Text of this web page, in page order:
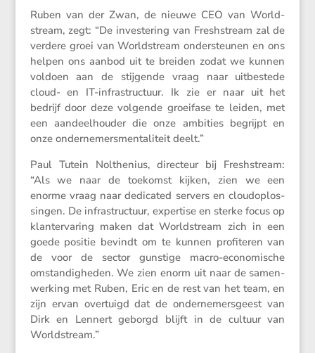
Ruben van der Zwan, de nieuwe CEO van World­
stream, zegt: “De inves­te­ring van Fresh­stream zal de
verdere groei van World­stream onder­steunen en ons
helpen ons aanbod uit te breiden zodat we kunnen
voldoen aan de stijgende vraag naar uitbe­stede
cloud- en IT-infra­struc­tuur. Ik zie er naar uit het
bedrijf door deze volgende groei­fase te leiden, met
een aandeel­houder die onze ambities begrijpt en
onze onder­ne­mers­men­ta­li­teit deelt.”
Paul Tutein Nolthe­nius, direc­teur bij Fresh­stream:
“Als we naar de toekomst kijken, zien we een
enorme vraag naar dedicated servers en cloud­op­los­
singen. De infra­struc­tuur, exper­tise en sterke focus op
klant­er­va­ring maken dat World­stream zich in een
goede positie bevindt om te kunnen profi­teren van
de voor de sector gunstige macro-econo­mi­sche
omstan­dig­heden. We zien enorm uit naar de samen­
wer­king met Ruben, Eric en de rest van het team, en
zijn ervan overtuigd dat de onder­ne­mers­geest van
Dirk en Lennert geborgd blijft in de cultuur van
Worldstream.”